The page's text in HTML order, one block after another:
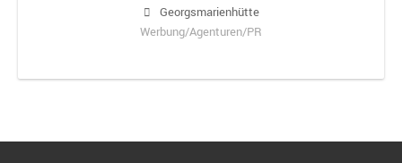
Georgsmarienhütte
Werbung/Agenturen/PR